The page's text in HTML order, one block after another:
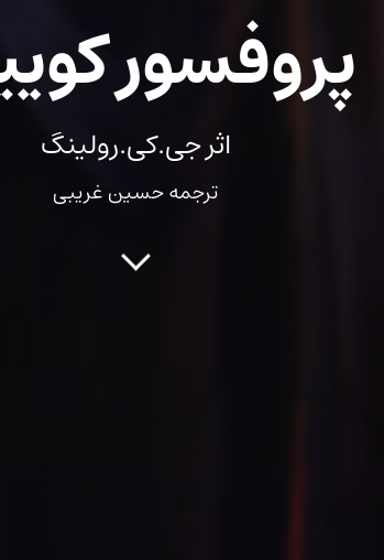
پروفسور
اثر جی.کی.رولینگ
ترجمه حسین غریبی